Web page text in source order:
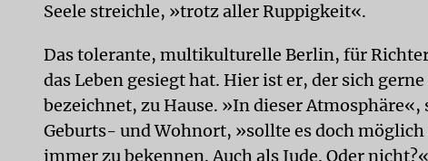
Seele streichle, »trotz aller Ruppigkeit«.
Das tolerante, multikulturelle Berlin, für
das Leben gesiegt hat. Hier ist er, der sich
bezeichnet, zu Hause. »In dieser Atmosphäre«,
Geburts- und Wohnort, »sollte es doch möglich
immer zu bekennen. Auch als Jude. Oder nicht?«